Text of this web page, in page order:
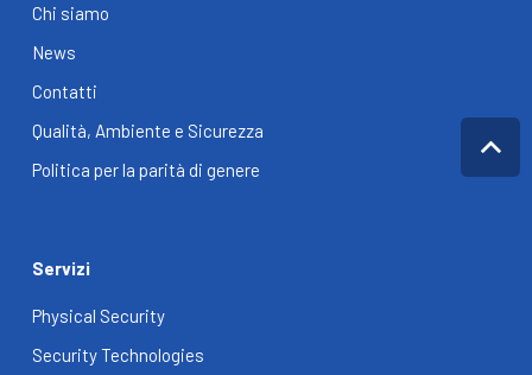
Chi siamo
News
Contatti
Qualità, Ambiente e Sicurezza
Politica per la parità di genere
Servizi
Physical Security
Security Technologies